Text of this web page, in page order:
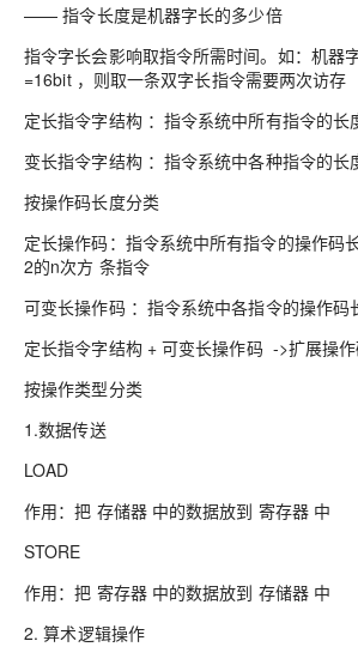
—— 指令长度是机器字长的多少倍
指令字长会影响取指令所需时间。如：机器
=16bit ，则取一条双字长指令需要两次访存
定长指令字结构 ：指令系统中所有指令的长
变长指令字结构 ：指令系统中各种指令的长
按操作码长度分类
定长操作码：指令系统中所有指令的操作
2的n次方 条指令
可变长操作码 ：指令系统中各指令的操作码
定长指令字结构 + 可变长操作码 ->扩展操
按操作类型分类
1.数据传送
LOAD
作用：把 存储器 中的数据放到 寄存器 中
STORE
作用：把 寄存器 中的数据放到 存储器 中
2. 算术逻辑操作